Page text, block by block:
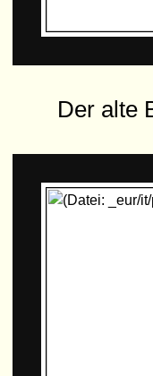
Der alte